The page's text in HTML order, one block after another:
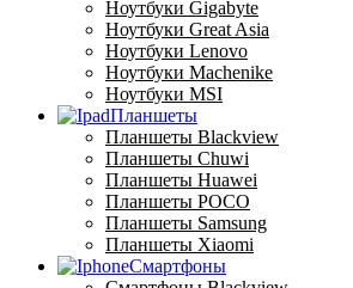
Ноутбуки Gigabyte
Ноутбуки Great Asia
Ноутбуки Lenovo
Ноутбуки Machenike
Ноутбуки MSI
Планшеты
Планшеты Blackview
Планшеты Chuwi
Планшеты Huawei
Планшеты POCO
Планшеты Samsung
Планшеты Xiaomi
Смартфоны